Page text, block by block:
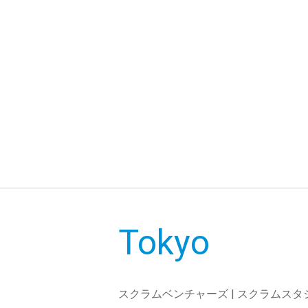
Tokyo
スクラムベンチャーズ | スクラムスタ